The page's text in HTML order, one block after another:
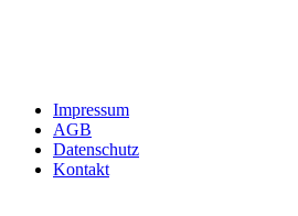
Impressum
AGB
Datenschutz
Kontakt